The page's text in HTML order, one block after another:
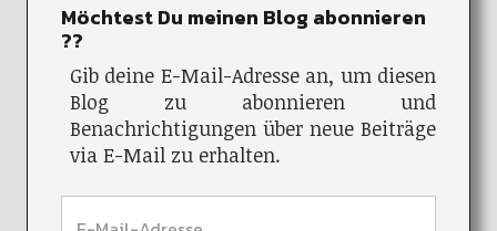
Möchtest Du meinen Blog abonnieren
??
Gib deine E-Mail-Adresse an, um diesen
Blog zu abonnieren und
Benachrichtigungen über neue Beiträge
via E-Mail zu erhalten.